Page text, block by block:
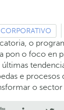
CORPORATIVO
o
pon o foco en
e procesos
o